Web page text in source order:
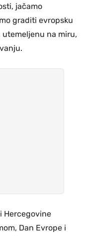
jačamo
graditi evropsku
na miru,
Hercegovine
Dan Evrope i